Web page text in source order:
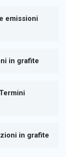
emissioni
in grafite
in grafite